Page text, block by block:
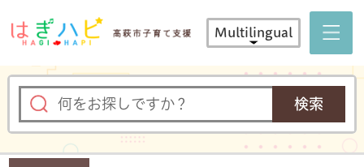
はぎハピ
Multilingual